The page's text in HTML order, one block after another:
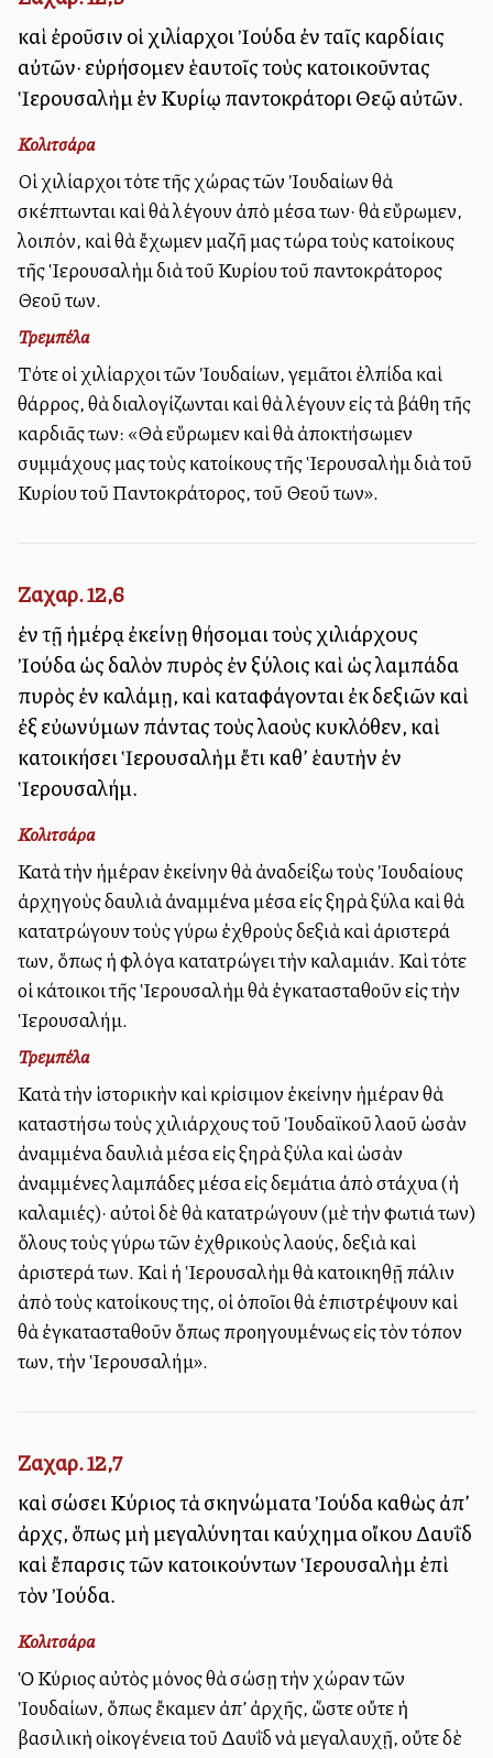
καὶ ἐροῦσιν οἱ χιλίαρχοι Ἰούδα ἐν ταῖς καρδίαις
αὐτῶν· εὑρήσομεν ἑαυτοῖς τοὺς κατοικοῦντας
Ἱερουσαλὴμ ἐν Κυρίῳ παντοκράτορι Θεῷ αὐτῶν.
Κολιτσάρα
Οἱ χιλίαρχοι τότε τῆς χώρας τῶν Ἰουδαίων θὰ
σκέπτωνται καὶ θὰ λέγουν ἀπὸ μέσα των· θὰ εὕρωμεν,
λοιπόν, καὶ θὰ ἔχωμεν μαζῆ μας τώρα τοὺς κατοίκους
τῆς Ἱερουσαλὴμ διὰ τοῦ Κυρίου τοῦ παντοκράτορος
Θεοῦ των.
Τρεμπέλα
Τότε οἱ χιλίαρχοι τῶν Ἰουδαίων, γεμᾶτοι ἐλπίδα καὶ
θάρρος, θὰ διαλογίζωνται καὶ θὰ λέγουν εἰς τὰ βάθη τῆς
καρδιᾶς των: «Θὰ εὕρωμεν καὶ θὰ ἀποκτήσωμεν
συμμάχους μας τοὺς κατοίκους τῆς Ἱερουσαλὴμ διὰ τοῦ
Κυρίου τοῦ Παντοκράτορος, τοῦ Θεοῦ των».
Ζαχαρ. 12,6
ἐν τῇ ἡμέρᾳ ἐκείνῃ θήσομαι τοὺς χιλιάρχους
Ἰούδα ὡς δαλὸν πυρὸς ἐν ξύλοις καὶ ὡς λαμπάδα
πυρὸς ἐν καλάμῃ, καὶ καταφάγονται ἐκ δεξιῶν καὶ
ἐξ εὐωνύμων πάντας τοὺς λαοὺς κυκλόθεν, καὶ
κατοικήσει Ἱερουσαλὴμ ἔτι καθ’ ἑαυτὴν ἐν
Ἱερουσαλήμ.
Κολιτσάρα
Κατὰ τὴν ἡμέραν ἐκείνην θὰ ἀναδείξω τοὺς Ἰουδαίους
ἀρχηγοὺς δαυλιὰ ἀναμμένα μέσα εἰς ξηρὰ ξύλα καὶ θὰ
κατατρώγουν τοὺς γύρω ἐχθροὺς δεξιὰ καὶ ἀριστερά
των, ὅπως ἡ φλόγα κατατρώγει τὴν καλαμιάν. Καὶ τότε
οἱ κάτοικοι τῆς Ἱερουσαλὴμ θὰ ἐγκατασταθοῦν εἰς τὴν
Ἱερουσαλήμ.
Τρεμπέλα
Κατὰ τὴν ἱστορικὴν καὶ κρίσιμον ἐκείνην ἡμέραν θὰ
καταστήσω τοὺς χιλιάρχους τοῦ Ἰουδαϊκοῦ λαοῦ ὡσὰν
ἀναμμένα δαυλιὰ μέσα εἰς ξηρὰ ξύλα καὶ ὡσὰν
ἀναμμένες λαμπάδες μέσα εἰς δεμάτια ἀπὸ στάχυα (ἡ
καλαμιές)· αὐτοὶ δὲ θὰ κατατρώγουν (μὲ τὴν φωτιά των)
ὅλους τοὺς γύρω τῶν ἐχθρικοὺς λαούς, δεξιὰ καὶ
ἀριστερά των. Καὶ ἡ Ἱερουσαλὴμ θὰ κατοικηθῇ πάλιν
ἀπὸ τοὺς κατοίκους της, οἱ ὁποῖοι θὰ ἐπιστρέψουν καὶ
θὰ ἐγκατασταθοῦν ὅπως προηγουμένως εἰς τὸν τόπον
των, τὴν Ἱερουσαλήμ».
Ζαχαρ. 12,7
καὶ σώσει Κύριος τὰ σκηνώματα Ἰούδα καθὼς ἀπ’
ἀρχῆς, ὅπως μὴ μεγαλύνηται καύχημα οἴκου Δαυῒδ
καὶ ἔπαρσις τῶν κατοικούντων Ἱερουσαλὴμ ἐπὶ
τὸν Ἰούδα.
Κολιτσάρα
Ὁ Κύριος αὐτὸς μόνος θὰ σώσῃ τὴν χώραν τῶν
Ἰουδαίων, ὅπως ἔκαμεν ἀπ’ ἀρχῆς, ὥστε οὔτε ἡ
βασιλικὴ οἰκογένεια τοῦ Δαυῒδ νὰ μεγαλαυχῇ, οὔτε δὲ